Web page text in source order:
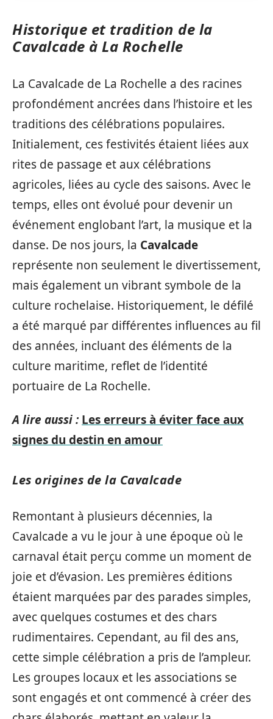
Historique et tradition de la
Cavalcade à La Rochelle
La Cavalcade de La Rochelle a des racines
profondément ancrées dans l’histoire et les
traditions des célébrations populaires.
Initialement, ces festivités étaient liées aux
rites de passage et aux célébrations
agricoles, liées au cycle des saisons. Avec le
temps, elles ont évolué pour devenir un
événement englobant l’art, la musique et la
danse. De nos jours, la Cavalcade
représente non seulement le divertissement,
mais également un vibrant symbole de la
culture rochelaise. Historiquement, le défilé
a été marqué par différentes influences au fil
des années, incluant des éléments de la
culture maritime, reflet de l’identité
portuaire de La Rochelle.
A lire aussi : Les erreurs à éviter face aux
signes du destin en amour
Les origines de la Cavalcade
Remontant à plusieurs décennies, la
Cavalcade a vu le jour à une époque où le
carnaval était perçu comme un moment de
joie et d’évasion. Les premières éditions
étaient marquées par des parades simples,
avec quelques costumes et des chars
rudimentaires. Cependant, au fil des ans,
cette simple célébration a pris de l’ampleur.
Les groupes locaux et les associations se
sont engagés et ont commencé à créer des